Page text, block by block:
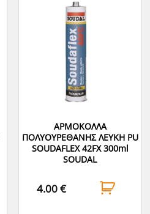
ΑΡΜΟΚΟΛΛΑ
ΠΟΛΥΟΥΡΕΘΑΝΗΣ ΛΕΥΚΗ PU
SOUDAFLEX 42FΧ 300ml
SOUDAL
4.00€